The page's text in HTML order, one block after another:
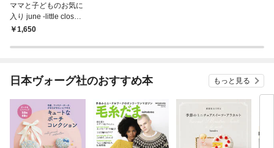
ママと子どものお気に
入り june -little closet-
の褒められ服
1,650
日本ヴォーグ社のおすすめ本 もっと見る